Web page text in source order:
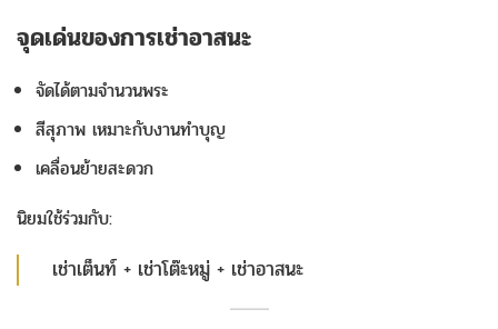
จุดเด่นของการเช่าอาสนะ
จัดได้ตามจำนวนพระ
สีสุภาพ เหมาะกับงานทำบุญ
เคลื่อนย้ายสะดวก
นิยมใช้ร่วมกับ:
เช่าเต็นท์ + เช่าโต๊ะหมู่ + เช่าอาสนะ